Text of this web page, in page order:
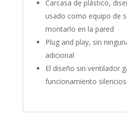
Carcasa de plástico,
usado como equipo de
montarlo en la pared
Plug and play, sin
adicional
El diseño sin ventilador
funcionamiento